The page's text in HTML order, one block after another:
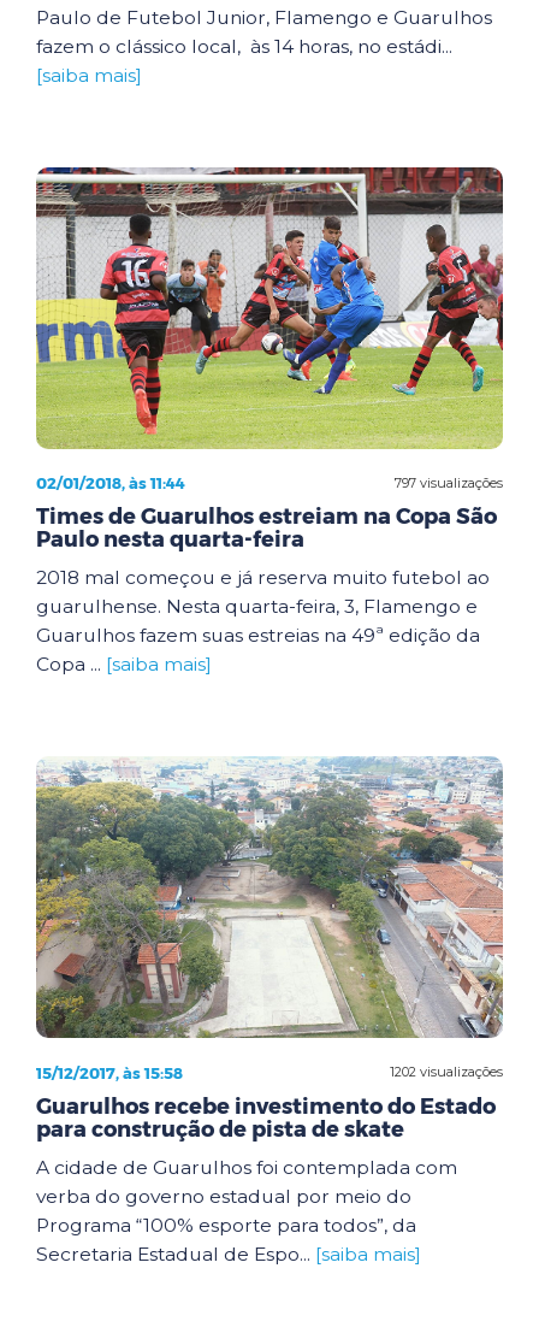
Paulo de Futebol Junior, Flamengo e Guarulhos
fazem o clássico local, às 14 horas, no estádi...
[saiba mais]
797 visualizações
02/01/2018, às 11:44
Times de Guarulhos estreiam na Copa São
Paulo nesta quarta-feira
2018 mal começou e já reserva muito futebol ao
guarulhense. Nesta quarta-feira, 3, Flamengo e
Guarulhos fazem suas estreias na 49ª edição da
Copa ... [saiba mais]
1202 visualizações
15/12/2017, às 15:58
Guarulhos recebe investimento do Estado
para construção de pista de skate
A cidade de Guarulhos foi contemplada com
verba do governo estadual por meio do
Programa “100% esporte para todos”, da
Secretaria Estadual de Espo... [saiba mais]